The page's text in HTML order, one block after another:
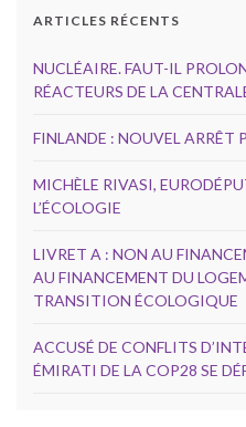
ARTICLES RÉCENTS
NUCLÉAIRE. FAUT-IL
RÉACTEURS DE LA
FINLANDE : NOUVEL ARRÊT
MICHÈLE RIVASI,
L’ÉCOLOGIE
LIVRET A : NON AU
AU FINANCEMENT DU
TRANSITION ÉCOLOGIQUE
ACCUSÉ DE CONFLITS
ÉMIRATI DE LA COP28 SE